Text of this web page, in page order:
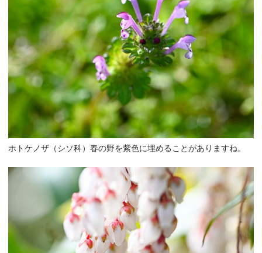
ホトケノザ（シソ科）春の野を紫色に埋めることがありますね。